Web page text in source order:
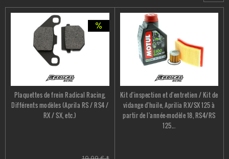
Plaquettes de frein Radical Racing,
Différents modèles (Aprila RS / RS4 /
RX / SX, etc.)
Kit d'inspection et d'entretien / Kit de
vidange d'huile, Aprilia RX/SX 125 à
partir de l'année-modèle 18, RS4/RS
125...